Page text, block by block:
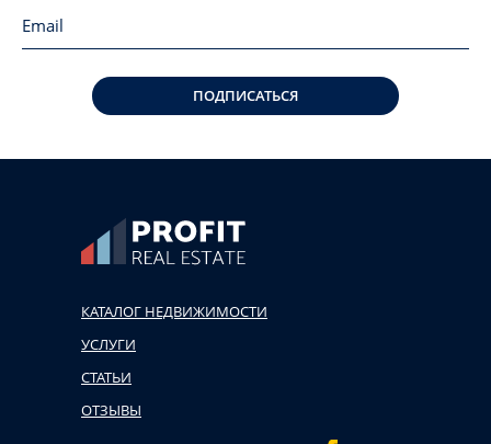
ПОДПИСАТЬСЯ
КАТАЛОГ НЕДВИЖИМОСТИ
УСЛУГИ
СТАТЬИ
ОТЗЫВЫ